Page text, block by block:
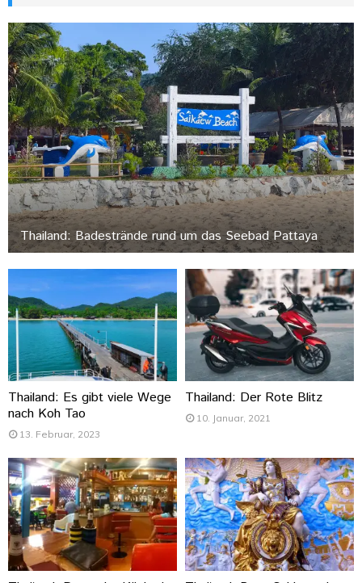
Thailand: Badestrände rund um das Seebad Pattaya
Thailand: Es gibt viele Wege
nach Koh Tao
13. Februar, 2023
Thailand: Der Rote Blitz
10. Januar, 2021